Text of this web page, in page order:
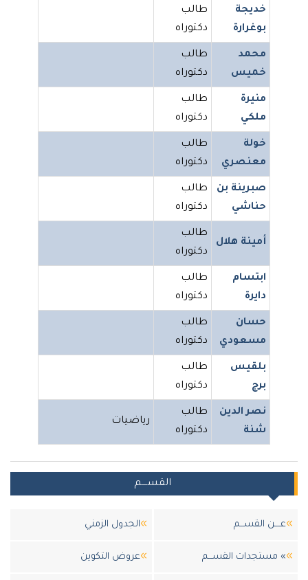
خديجة
بوغرارة
طالب
دكتوراه
محمد
خميس
طالب
دكتوراه
منيرة
ملكي
طالب
دكتوراه
خولة
معنصري
طالب
دكتوراه
صبرينة بن
حناشي
طالب
دكتوراه
أمينة هلال
طالب
دكتوراه
ابتسام
دايرة
طالب
دكتوراه
حسان
مسعودي
طالب
دكتوراه
بلقيس
برج
طالب
دكتوراه
نصر الدين
شنة
طالب
دكتوراه
رياضيات
القســــم
عــــن القســـم الجدول الزمني
» مستجدات القســـم عروض التكوين